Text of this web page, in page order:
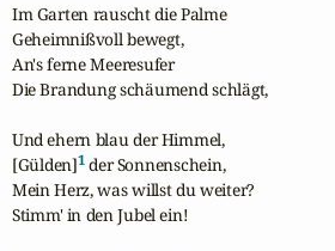
Im Garten rauscht die Palme
Geheimnißvoll bewegt,
An's ferne Meeresufer
Die Brandung schäumend schlägt,
Und ehern blau der Himmel,
[Gülden]1 der Sonnenschein,
Mein Herz, was willst du weiter?
Stimm' in den Jubel ein!